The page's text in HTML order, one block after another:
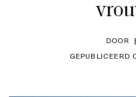
DOOR